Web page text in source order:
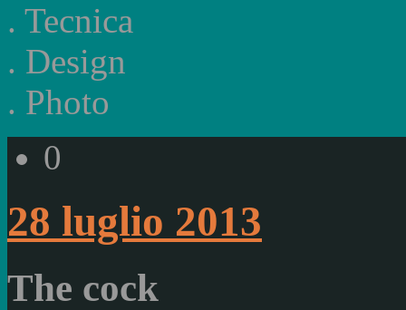
. Tecnica
. Design
. Photo
0
28 luglio 2013
The cock